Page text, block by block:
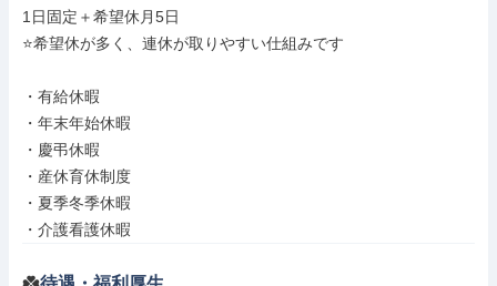
1日固定＋希望休月5日
⭐️希望休が多く、連休が取りやすい仕組みです
・有給休暇
・年末年始休暇
・慶弔休暇
・産休育休制度
・夏季冬季休暇
・介護看護休暇